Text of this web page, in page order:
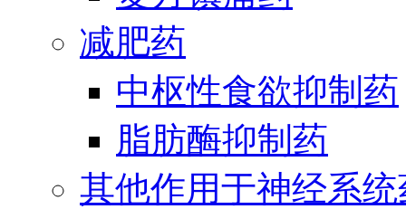
减肥药
中枢性食欲抑制药
脂肪酶抑制药
其他作用于神经系统